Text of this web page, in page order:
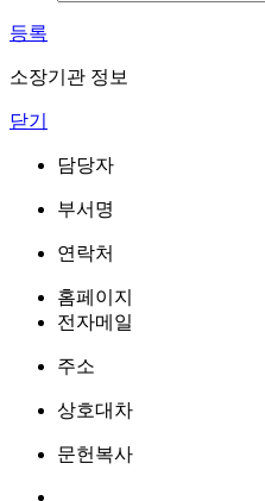
등록
소장기관 정보
닫기
담당자
부서명
연락처
홈페이지
전자메일
주소
상호대차
문헌복사